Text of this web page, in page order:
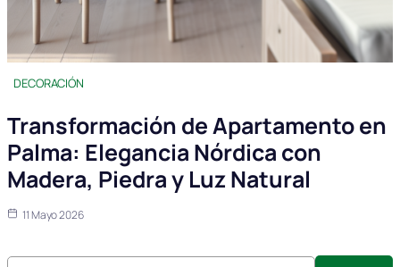
DECORACIÓN
Transformación de Apartamento en
Palma: Elegancia Nórdica con
Madera, Piedra y Luz Natural
11 Mayo 2026